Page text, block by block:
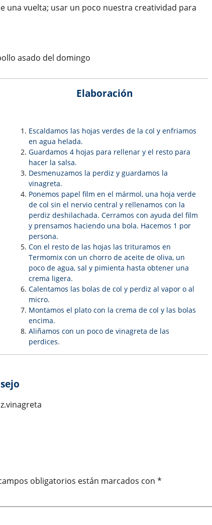
una vuelta; usar un poco nuestra creatividad para
asado del domingo
Elaboración
Escaldamos las hojas verdes de la col y enfriamos
en agua helada.
Guardamos 4 hojas para rellenar y el resto para
hacer la salsa.
Desmenuzamos la perdiz y guardamos la
vinagreta.
Ponemos papel film en el mármol, una hoja verde
de col sin el nervio central y rellenamos con la
perdiz deshilachada. Cerramos con ayuda del film
y prensamos haciendo una bola. Hacemos 1 por
persona.
Con el resto de las hojas las trituramos en
Termomix con un chorro de aceite de oliva, un
poco de agua, sal y pimienta hasta obtener una
crema ligera.
Calentamos las bolas de col y perdiz al vapor o al
micro.
Montamos el plato con la crema de col y las bolas
encima.
Aliñamos con un poco de vinagreta de las
perdices.
obligatorios están marcados con *